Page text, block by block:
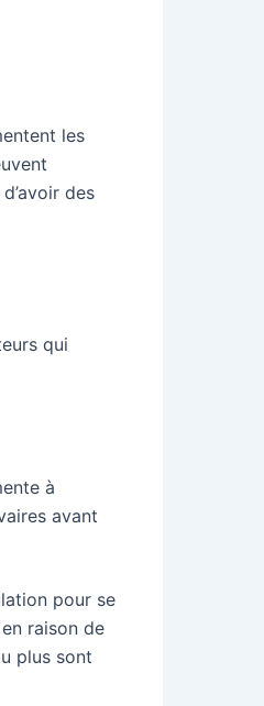
les
des
qui
à
avant
pour se
raison de
plus sont